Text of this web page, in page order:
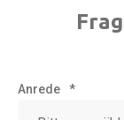
Anrede *